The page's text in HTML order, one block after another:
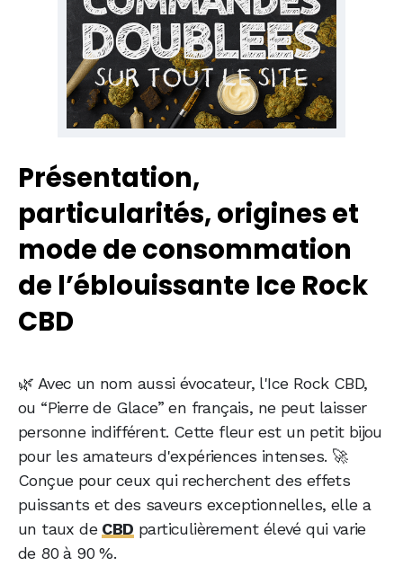
Présentation,
particularités, origines et
mode de consommation
de l’éblouissante Ice Rock
CBD
🌿 Avec un nom aussi évocateur, l'Ice Rock CBD,
ou “Pierre de Glace” en français, ne peut laisser
personne indifférent. Cette fleur est un petit bijou
pour les amateurs d'expériences intenses. 🚀
Conçue pour ceux qui recherchent des effets
puissants et des saveurs exceptionnelles, elle a
un taux de CBD particulièrement élevé qui varie
de 80 à 90 %.